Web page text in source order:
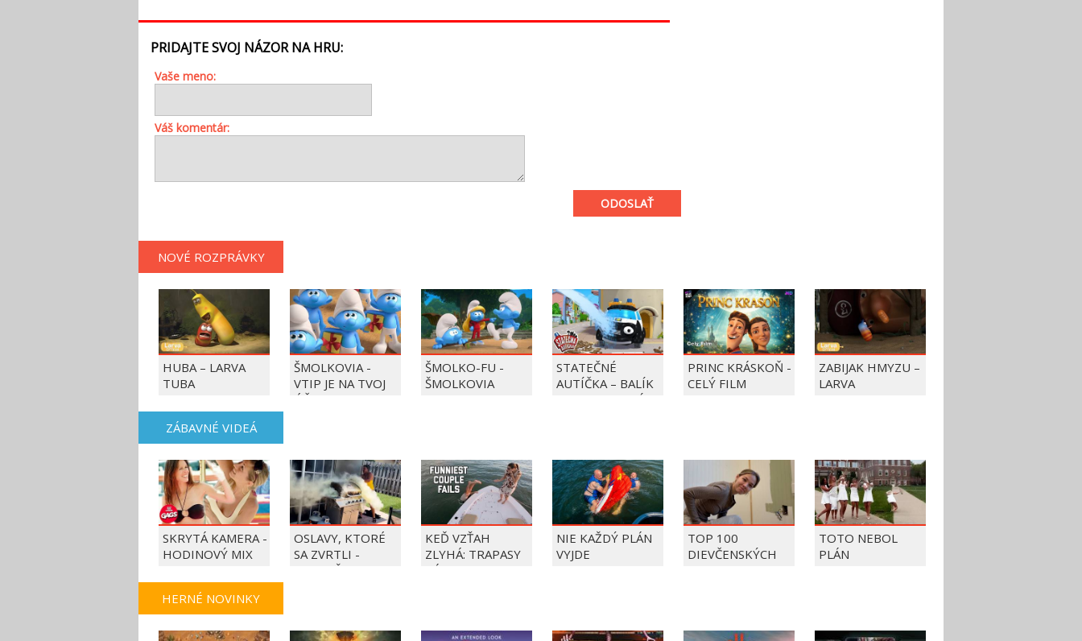
PRIDAJTE SVOJ NÁZOR NA HRU:
Vaše meno:
Váš komentár:
ODOSLAŤ
NOVÉ ROZPRÁVKY
HUBA – LARVA
TUBA
ŠMOLKOVIA -
VTIP JE NA TVOJ
ÚČET
ŠMOLKO-FU -
ŠMOLKOVIA
STATEČNÉ
AUTÍČKA – BALÍK
PIERRE PRECLÍK
PRINC KRÁSKOŇ -
CELÝ FILM
ZABIJAK HMYZU –
LARVA
ZÁBAVNÉ VIDEÁ
SKRYTÁ KAMERA -
HODINOVÝ MIX
OSLAVY, KTORÉ
SA ZVRTLI -
NAJLEPŠIE
KEĎ VZŤAH
ZLYHÁ: TRAPASY
PÁROV
NIE KAŽDÝ PLÁN
VYJDE
TOP 100
DIEVČENSKÝCH
TOTO NEBOL
PLÁN
HERNÉ NOVINKY